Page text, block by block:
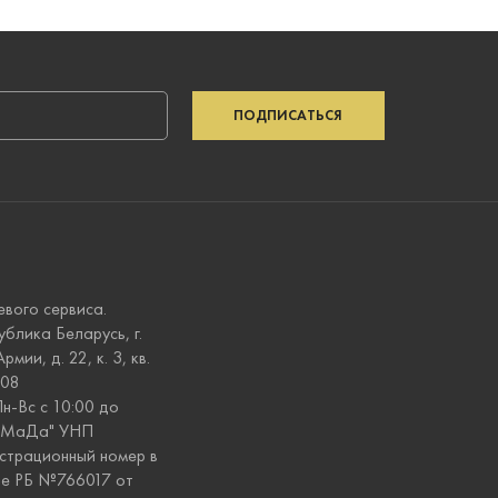
ПОДПИСАТЬСЯ
сервиса.
Беларусь, г.
д. 22, к. 3, кв.
Вс с 10:00 до
УНП
номер в
РБ №766017 от